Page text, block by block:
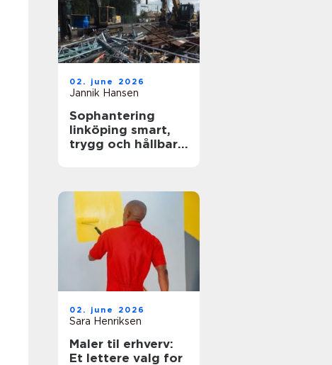
02. june 2026
Jannik Hansen
Sophantering
linköping smart,
trygg och hållbar
02. june 2026
Sara Henriksen
Maler til erhverv:
Et lettere valg for